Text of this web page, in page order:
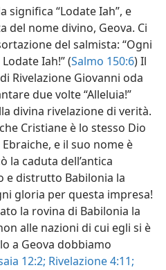
significa “Lodate Iah”, e
del nome divino, Geova. Ci
del salmista: “Ogni
Iah!” (Salmo 150:6) Il
Rivelazione Giovanni oda
due volte “Alleluia!”
divina rivelazione di verità.
Cristiane è lo stesso Dio
e il suo nome è
la caduta dell’antica
e distrutto Babilonia la
gloria per questa impresa!
la rovina di Babilonia la
alle nazioni di cui egli si è
a Geova dobbiamo
12:2; Rivelazione 4:11;